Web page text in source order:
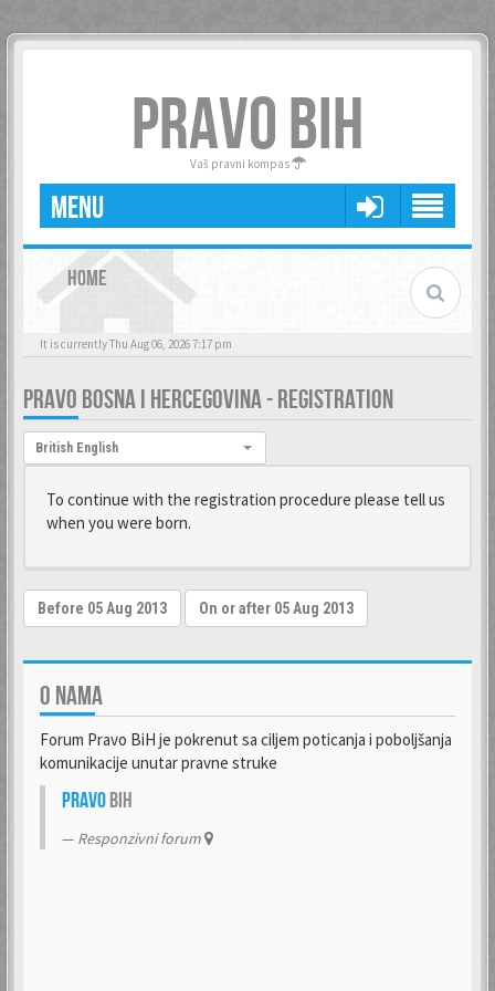
PRAVO BIH
Vaš pravni kompas
MENU
HOME
It is currently Thu Aug 06, 2026 7:17 pm
PRAVO BOSNA I HERCEGOVINA - REGISTRATION
Language:
British English
To continue with the registration procedure please tell us
when you were born.
O NAMA
Forum Pravo BiH je pokrenut sa ciljem poticanja i poboljšanja
komunikacije unutar pravne struke
PravoBiH
Responzivni forum